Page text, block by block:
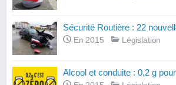
Sécurité Routière : 22
En 2015 Législation
Alcool et conduite : 0,2 g